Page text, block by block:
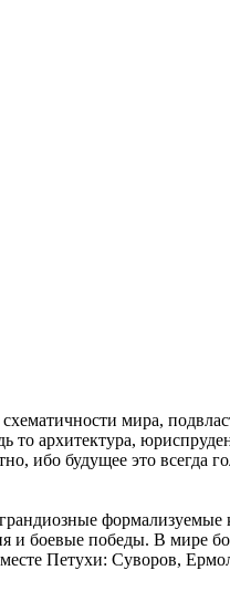
мира,
архитектура,
ибо будущее это всегда
формализуемые
и боевые победы. В мире
Петухи: Суворов,